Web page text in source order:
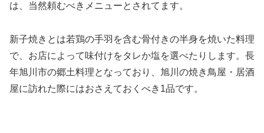
は、当然頼むべきメニューとされてます。
新子焼きとは若鶏の手羽を含む骨付きの半身を焼いた料理
で、お店によって味付けをタレか塩を選べたりします。長
年旭川市の郷土料理となっており、旭川の焼き鳥屋・居酒
屋に訪れた際にはおさえておくべき1品です。